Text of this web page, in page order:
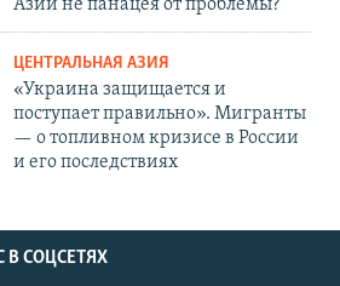
Азии не панацея от проблемы?
ЦЕНТРАЛЬНАЯ АЗИЯ
«Украина защищается и
поступает правильно». Мигранты
— о топливном кризисе в России
и его последствиях
СОЦСЕТЯХ